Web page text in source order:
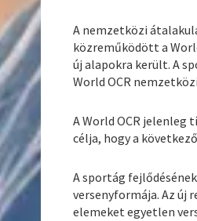
A nemzetközi
közreműködött a
új alapokra került. A
World OCR
A World OCR jelenleg
célja, hogy a
A sportág
versenyformája. Az új
elemeket egyetlen